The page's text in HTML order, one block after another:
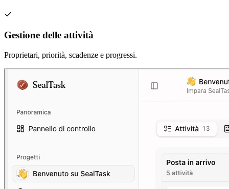
Gestione delle attività
Proprietari, priorità, scadenze e progressi.